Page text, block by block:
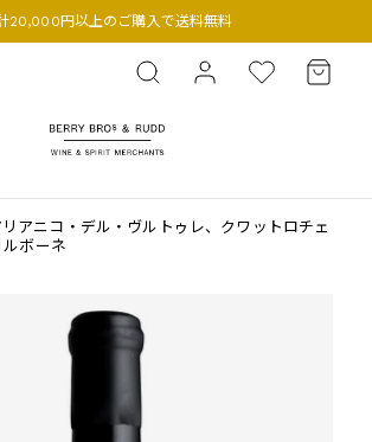
20,000円以上のご購入で送料無料
BERRY BROS. & RUDD
アニコ・デル・ヴルトゥレ、クワットロチェ
ルボーネ